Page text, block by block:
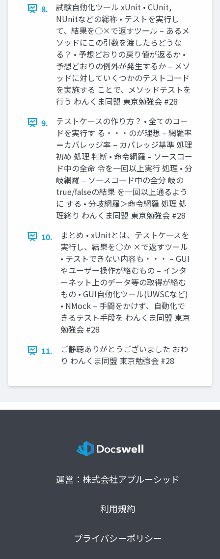
8.
試験自動化ツール xUnit • CUnit,
NUnitなどの総称 • テストを実行し
て、結果を○×で返すツール – あるメ
ソッドにこの引数を渡したらどうな
る？ • 予想どおりの戻り値が返るか •
予想どおりの例外が発生するか – メソ
ッドに対していくつかのテストコード
を実施する ことで、メソッドテストを
行う わんくま同盟 東京勉強会 #28
9.
テストケースの作り方？ • 全てのコー
ドを実行す る・・・のが理想 – 網羅率
＝カバレッジ率 – カバレッジ基準 処理
初め 処理 判断 • 命令網羅 – ソースコー
ド中の全命 令を一回以上実行 処理 • 分
岐網羅 – ソースコード中の全分 岐の
true/falseの結果 を一回以上通るよう
に する • 分岐網羅＞命令網羅 処理 処
理終り わんくま同盟 東京勉強会 #28
10.
まとめ • xUnitとは、テストケースを
実行し、結果を○か ×で返すツール
• テストできない内容も・・・ – GUI
やユーザー操作が絡むもの – インタ
ーネット上のデータ等の取得が絡む
もの • GUI自動化ツール(UWSCなど)
• NMock – 手間をかけず、自動化で
きるテスト手段を わんくま同盟 東京
勉強会 #28
11.
ご静聴ありがとうございました おわ
り わんくま同盟 東京勉強会 #28
運営：株式会社アプルーシッド
利用規約
プライバシーポリシー